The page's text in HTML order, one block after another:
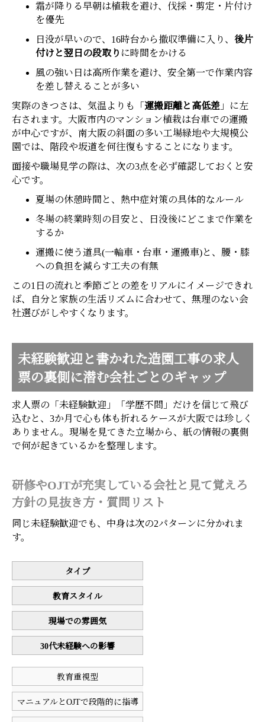
霜が降りる早朝は植栽を避け、伐採・剪定・片付け
を優先
日没が早いので、16時台から撤収準備に入り、 後片
付けと翌日の段取り に時間をかける
風の強い日は高所作業を避け、安全第一で作業内容
を差し替えることが多い
実際のきつさは、気温よりも「 運搬距離と高低差 」に左
右されます。大阪市内のマンション植栽は台車での運搬
が中心ですが、南大阪の斜面の多い工場緑地や大規模公
園では、階段や坂道を何往復もすることになります。
面接や職場見学の際は、次の3点を必ず確認しておくと安
心です。
夏場の休憩時間と、熱中症対策の具体的なルール
冬場の終業時刻の目安と、日没後にどこまで作業を
するか
運搬に使う道具(一輪車・台車・運搬車)と、腰・膝
への負担を減らす工夫の有無
この1日の流れと季節ごとの差をリアルにイメージできれ
ば、自分と家族の生活リズムに合わせて、無理のない会
社選びがしやすくなります。
未経験歓迎と書かれた造園工事の求人
票の裏側に潜む会社ごとのギャップ
求人票の「未経験歓迎」「学歴不問」だけを信じて飛び
込むと、3か月で心も体も折れるケースが大阪では珍しく
ありません。現場を見てきた立場から、紙の情報の裏側
で何が起きているかを整理します。
研修やOJTが充実している会社と見て覚えろ
方針の見抜き方・質問リスト
同じ未経験歓迎でも、中身は次の2パターンに分かれま
す。
タイプ
教育スタイル
現場での雰囲気
30代未経験への影響
教育重視型
マニュアルとOJTで段階的に指導